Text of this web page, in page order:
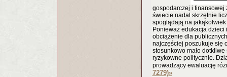
gospodarczej i finansowej
świecie nadal skrzętnie
spoglądają na
Ponieważ edukacja dzieci
obciążenie dla
najczęściej poszukuje się
stosunkowo mało
ryzykowne politycznie.
prowadzący ewaluację
7279)»